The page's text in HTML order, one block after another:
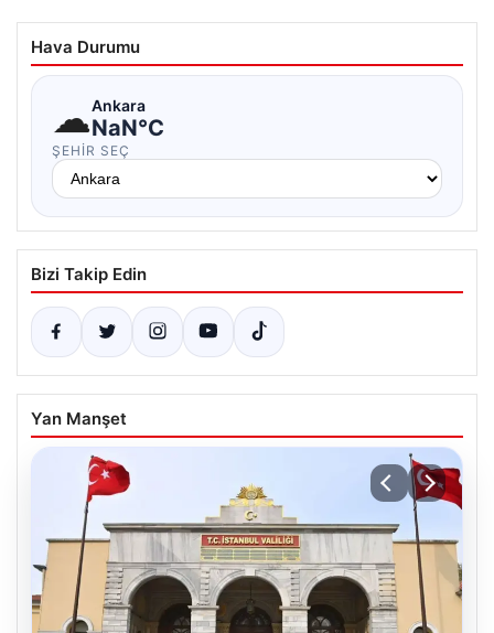
Hava Durumu
☁Ankara
NaN°C
ŞEHIR SEÇ
Bizi Takip Edin
Yan Manşet